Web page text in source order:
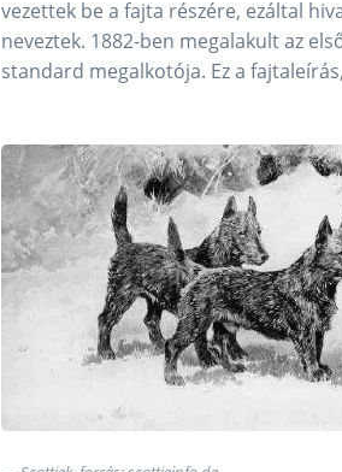
vezettek be a fajta részére, ezáltal
neveztek. 1882-ben megalakult az
standard megalkotója. Ez a